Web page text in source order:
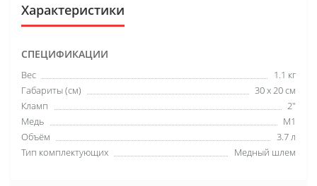
Характеристики
СПЕЦИФИКАЦИИ
Вес
1.1 кг
Габариты (см)
30 х 20 см
Кламп
2"
Медь
М1
Объём
3.7 л
Тип комплектующих
Медный шлем